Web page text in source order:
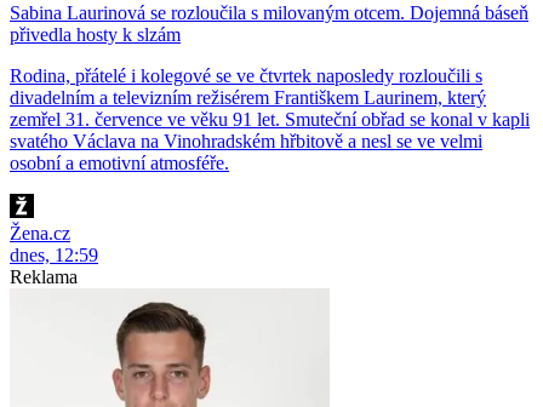
Sabina Laurinová se rozloučila s milovaným otcem. Dojemná báseň
přivedla hosty k slzám
Rodina, přátelé i kolegové se ve čtvrtek naposledy rozloučili s
divadelním a televizním režisérem Františkem Laurinem, který
zemřel 31. července ve věku 91 let. Smuteční obřad se konal v kapli
svatého Václava na Vinohradském hřbitově a nesl se ve velmi
osobní a emotivní atmosféře.
Žena.cz
dnes, 12:59
Reklama